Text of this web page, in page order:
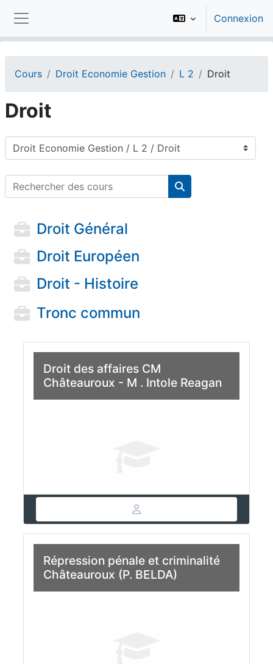
Panneau latéral
Connexion
Cours Droit Economie Gestion L 2 Droit
Droit
Catégories de cours
Rechercher des cours
Rechercher des
Droit Général
Droit Européen
Droit - Histoire
Tronc commun
Droit des affaires CM
Châteauroux - M . Intole Reagan
Répression pénale et criminalité
Châteauroux (P. BELDA)